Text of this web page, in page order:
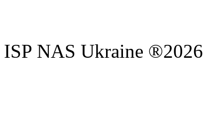
ISP NAS Ukraine ®2026